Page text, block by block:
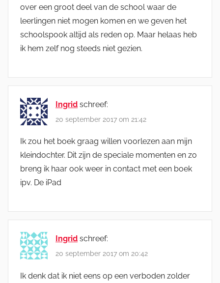
over een groot deel van de school waar de
leerlingen niet mogen komen en we geven het
schoolspook altijd als reden op. Maar helaas heb
ik hem zelf nog steeds niet gezien.
Ingrid schreef:
20 september 2017 om 21:42
Ik zou het boek graag willen voorlezen aan mijn
kleindochter. Dit zijn de speciale momenten en zo
breng ik haar ook weer in contact met een boek
ipv. De iPad
Ingrid schreef:
20 september 2017 om 20:42
Ik denk dat ik niet eens op een verboden zolder